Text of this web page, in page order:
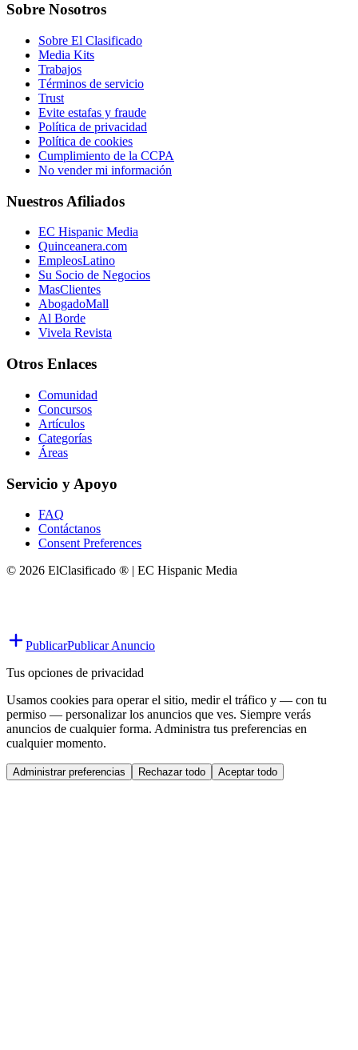
Sobre Nosotros
Sobre El Clasificado
Media Kits
Trabajos
Términos de servicio
Trust
Evite estafas y fraude
Política de privacidad
Política de cookies
Cumplimiento de la CCPA
No vender mi información
Nuestros Afiliados
EC Hispanic Media
Quinceanera.com
EmpleosLatino
Su Socio de Negocios
MasClientes
AbogadoMall
Al Borde
Vivela Revista
Otros Enlaces
Comunidad
Concursos
Artículos
Categorías
Áreas
Servicio y Apoyo
FAQ
Contáctanos
Consent Preferences
© 2026 ElClasificado ® | EC Hispanic Media
PublicarPublicar Anuncio
Tus opciones de privacidad
Usamos cookies para operar el sitio, medir el tráfico y — con tu
permiso — personalizar los anuncios que ves. Siempre verás
anuncios de cualquier forma. Administra tus preferencias en
cualquier momento.
Administrar preferencias Rechazar todo Aceptar todo